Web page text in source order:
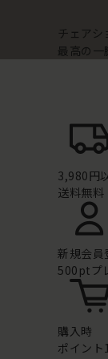
チェア
最高の
3,980円
送料無料
新規会員
500ptプ
購入時
ポイン